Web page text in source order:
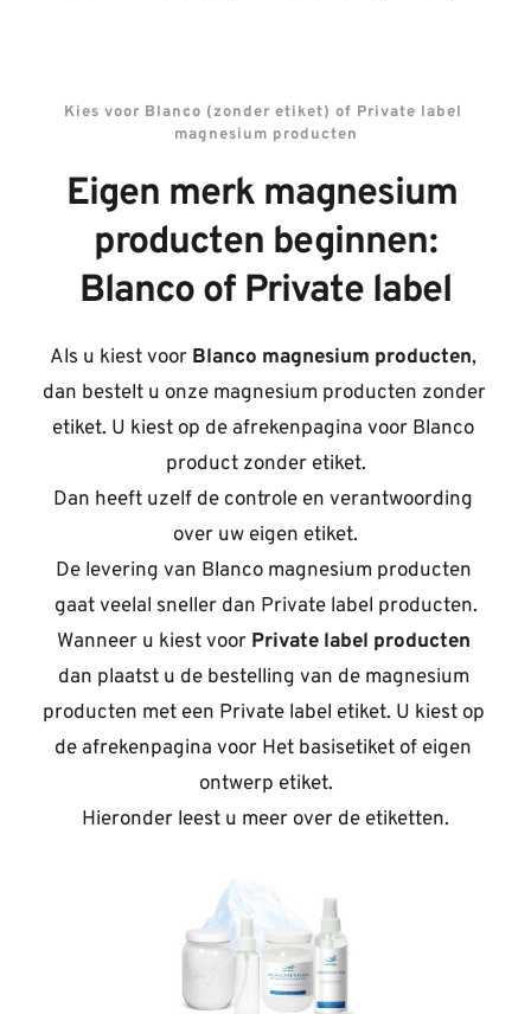
Kies voor Blanco (zonder etiket) of Private label
magnesium producten
Eigen merk magnesium
producten beginnen:
Blanco of Private label
Als u kiest voor Blanco magnesium producten,
dan bestelt u onze magnesium producten zonder
etiket. U kiest op de afrekenpagina voor Blanco
product zonder etiket.
Dan heeft uzelf de controle en verantwoording
over uw eigen etiket.
De levering van Blanco magnesium producten
gaat veelal sneller dan Private label producten.
Wanneer u kiest voor Private label producten
dan plaatst u de bestelling van de magnesium
producten met een Private label etiket. U kiest op
de afrekenpagina voor Het basisetiket of eigen
ontwerp etiket.
Hieronder leest u meer over de etiketten.